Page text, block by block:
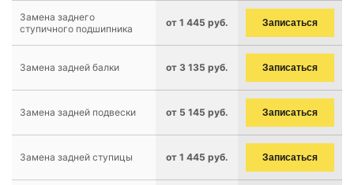
Замена заднего
ступичного подшипника
от 1 445 руб. Записаться
Замена задней балки от 3 135 руб. Записаться
Замена задней подвески от 5 145 руб. Записаться
Замена задней ступицы от 1 445 руб. Записаться